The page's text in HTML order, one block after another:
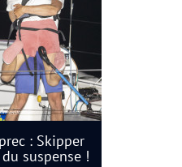
: Skipper
suspense !